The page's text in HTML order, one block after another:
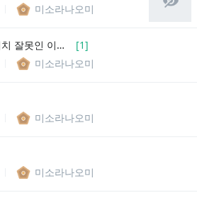
미소라나오미
게임이 터지면 트위치 잘못인 이유는? [1]
미소라나오미
미소라나오미
미소라나오미